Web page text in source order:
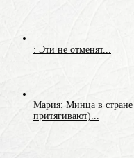
: Эти не отменят...
Мария: Минца в стране
притягивают)...